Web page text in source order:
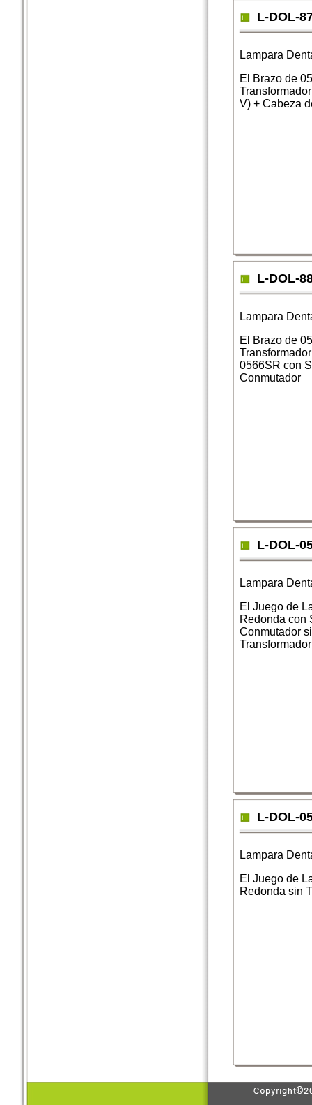
L-DOL-
Lampara
El Brazo de
V) + Cabeza
L-DOL-
Lampara
El Brazo de
0566SR con
Conmutador
L-DOL-
Lampara
El Juego de
Redonda con
Conmutador
Transformador
L-DOL-
Lampara
El Juego de
Redonda sin